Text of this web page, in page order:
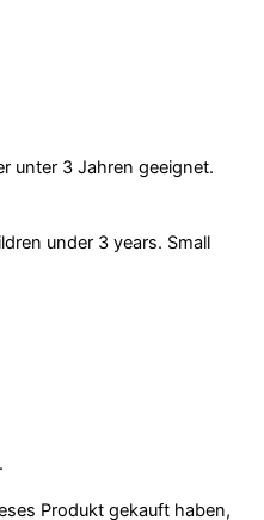
unter 3 Jahren geeignet.
under 3 years. Small
Produkt gekauft haben,